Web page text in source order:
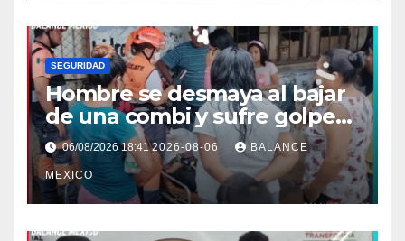
SEGURIDAD
Hombre se desmaya al bajar
de una combi y sufre golpe
en la cabeza en Tapachula
06/08/2026 18:412026-08-06 BALANCE
MEXICO